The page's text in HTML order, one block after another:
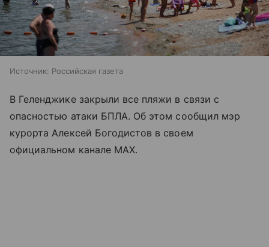
Источник: Российская газета
В Геленджике закрыли все пляжи в связи с
опасностью атаки БПЛА. Об этом сообщил мэр
курорта Алексей Богодистов в своем
официальном канале MAX.